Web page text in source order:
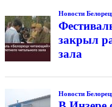
Новости
закрыл
зала
Новости